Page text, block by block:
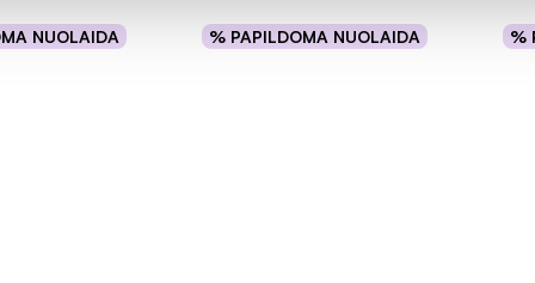
NUOLAIDA % PAPILDOMA NUOLAIDA
Į krepšelį
%